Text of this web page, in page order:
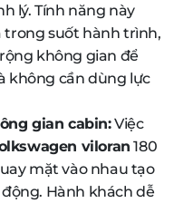
lý. Tính năng này
trong suốt hành trình,
không gian để
không cần dùng lực
gian cabin:Việc
viloran 180
mặt vào nhau tạo
Hành khách dễ